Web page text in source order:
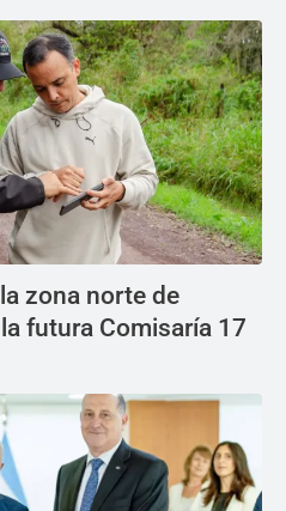
zona norte de
futura Comisaría 17